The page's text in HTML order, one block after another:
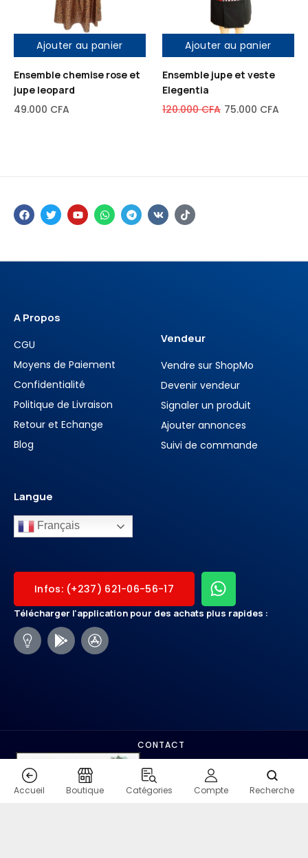
Ajouter au panier
Ensemble chemise rose et
jupe leopard
49.000 CFA
Ajouter au panier
Ensemble jupe et veste
Elegentia
120.000CFA 75.000 CFA
A Propos
CGU
Moyens de Paiement
Confidentialité
Politique de Livraison
Retour et Echange
Blog
Vendeur
Vendre sur ShopMo
Devenir vendeur
Signaler un produit
Ajouter annonces
Suivi de commande
Langue
Français
Infos: (+237) 621-06-56-17
Télécharger l'application pour des achats plus rapides :
CONTACT
Accueil Boutique Catégories Compte Recherche